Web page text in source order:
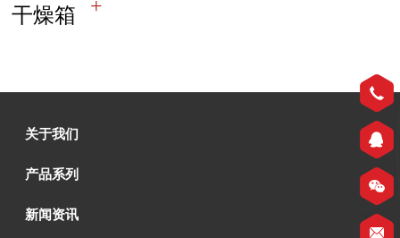
干燥箱
关于我们
产品系列
新闻资讯